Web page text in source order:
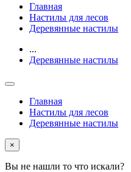
Главная
Настилы для лесов
Деревянные настилы
...
Деревянные настилы
Главная
Настилы для лесов
Деревянные настилы
×
Вы не нашли то что искали?